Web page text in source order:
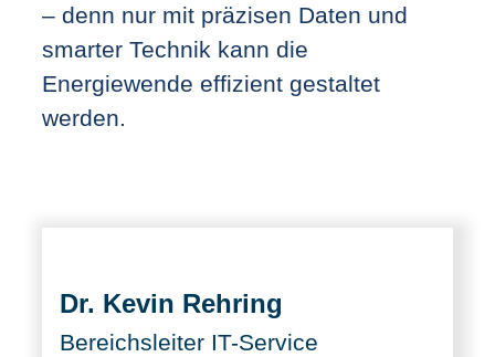
– denn nur mit präzisen Daten und
smarter Technik kann die
Energiewende effizient gestaltet
werden.
Dr. Kevin Rehring
Bereichsleiter IT-Service